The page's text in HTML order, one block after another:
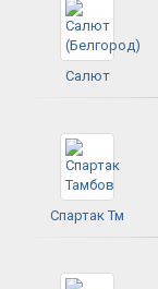
Салют
Спартак Тм